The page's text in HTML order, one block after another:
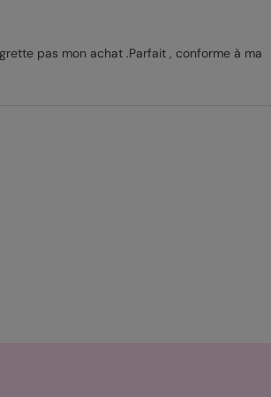
pas mon achat .Parfait , conforme à ma